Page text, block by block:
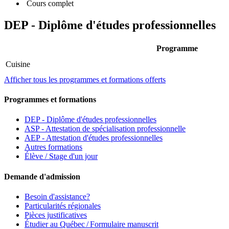
Cours complet
DEP - Diplôme d'études professionnelles
Programme
Cuisine
Afficher tous les programmes et formations offerts
Programmes et formations
DEP - Diplôme d'études professionnelles
ASP - Attestation de spécialisation professionnelle
AEP - Attestation d'études professionnelles
Autres formations
Élève / Stage d'un jour
Demande d'admission
Besoin d'assistance?
Particularités régionales
Pièces justificatives
Étudier au Québec / Formulaire manuscrit